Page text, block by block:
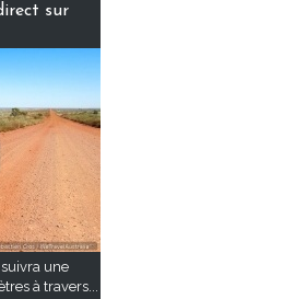
sur
une
à travers...